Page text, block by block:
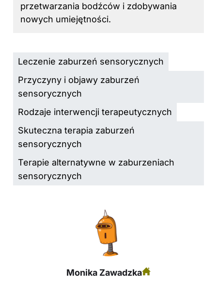
przetwarzania bodźców i zdobywania
nowych umiejętności.
Leczenie zaburzeń sensorycznych
Przyczyny i objawy zaburzeń
sensorycznych
Rodzaje interwencji terapeutycznych
Skuteczna terapia zaburzeń
sensorycznych
Terapie alternatywne w zaburzeniach
sensorycznych
Monika Zawadzka